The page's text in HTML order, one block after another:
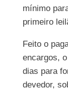
mínimo
primeiro
Feito o
encargos,
dias para
devedor,